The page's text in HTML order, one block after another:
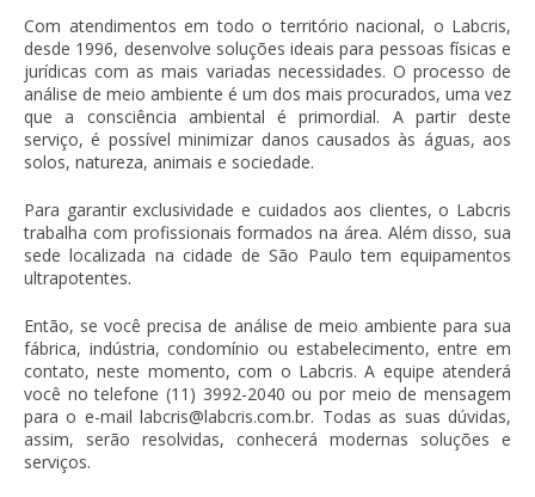
Com atendimentos em todo o território nacional, o Labcris,
desde 1996, desenvolve soluções ideais para pessoas físicas e
jurídicas com as mais variadas necessidades. O processo de
análise de meio ambiente é um dos mais procurados, uma vez
que a consciência ambiental é primordial. A partir deste
serviço, é possível minimizar danos causados às águas, aos
solos, natureza, animais e sociedade.
Para garantir exclusividade e cuidados aos clientes, o Labcris
trabalha com profissionais formados na área. Além disso, sua
sede localizada na cidade de São Paulo tem equipamentos
ultrapotentes.
Então, se você precisa de análise de meio ambiente para sua
fábrica, indústria, condomínio ou estabelecimento, entre em
contato, neste momento, com o Labcris. A equipe atenderá
você no telefone (11) 3992-2040 ou por meio de mensagem
para o e-mail labcris@labcris.com.br. Todas as suas dúvidas,
assim, serão resolvidas, conhecerá modernas soluções e
serviços.